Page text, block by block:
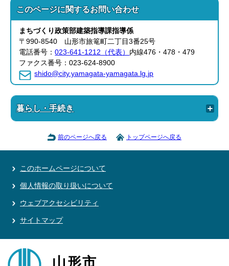
このページに関するお問い合わせ
まちづくり政策部建築指導課指導係
〒990-8540 山形市旅篭町二丁目3番25号
電話番号：023-641-1212（代表） 内線476・478・479
ファクス番号：023-624-8900
shido@city.yamagata-yamagata.lg.jp
暮らし・手続き
前のページへ戻る トップページへ戻る
このホームページについて
個人情報の取り扱いについて
ウェブアクセシビリティ
サイトマップ
山形市